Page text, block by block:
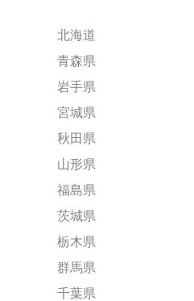
北海道
青森県
岩手県
宮城県
秋田県
山形県
福島県
茨城県
栃木県
群馬県
千葉県